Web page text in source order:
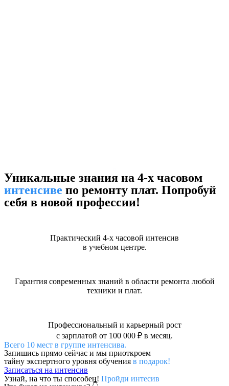
Уникальные знания на 4-х часовом
интенсиве по ремонту плат. Попробуй
себя в новой профессии!
Практический 4-х часовой интенсив
в учебном центре.
Гарантия современных знаний в области ремонта любой
техники и плат.
Профессиональный и карьерный рост
с зарплатой от 100 000 ₽ в месяц.
Всего 10 мест в группе интенсива.
Запишись прямо сейчас и мы приоткроем
тайну экспертного уровня обучения в подарок!
Записаться на интенсив
Узнай, на что ты способен! Пройди интесив